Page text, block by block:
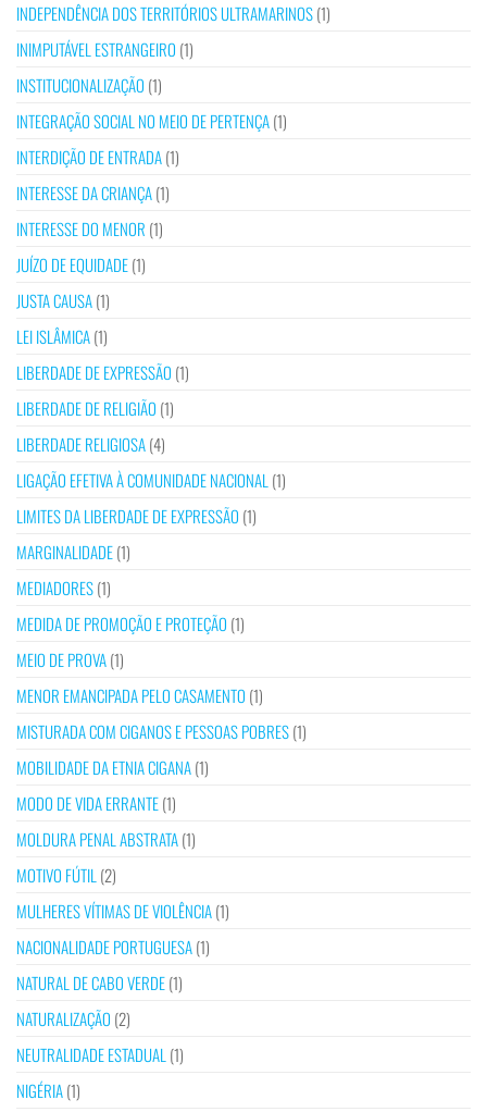
INDEPENDÊNCIA DOS TERRITÓRIOS ULTRAMARINOS(1)
INIMPUTÁVEL ESTRANGEIRO (1)
INSTITUCIONALIZAÇÃO (1)
INTEGRAÇÃO SOCIAL NO MEIO DE PERTENÇA(1)
INTERDIÇÃO DE ENTRADA(1)
INTERESSE DA CRIANÇA(1)
INTERESSE DO MENOR (1)
JUÍZO DE EQUIDADE(1)
JUSTA CAUSA(1)
LEI ISLÂMICA(1)
LIBERDADE DE EXPRESSÃO (1)
LIBERDADE DE RELIGIÃO (1)
LIBERDADE RELIGIOSA(4)
LIGAÇÃO EFETIVA À COMUNIDADE NACIONAL(1)
LIMITES DA LIBERDADE DE EXPRESSÃO (1)
MARGINALIDADE(1)
MEDIADORES(1)
MEDIDA DE PROMOÇÃO E PROTEÇÃO (1)
MEIO DE PROVA(1)
MENOR EMANCIPADA PELO CASAMENTO (1)
MISTURADA COM CIGANOS E PESSOAS POBRES(1)
MOBILIDADE DA ETNIA CIGANA(1)
MODO DE VIDA ERRANTE(1)
MOLDURA PENAL ABSTRATA(1)
MOTIVO FÚTIL(2)
MULHERES VÍTIMAS DE VIOLÊNCIA(1)
NACIONALIDADE PORTUGUESA(1)
NATURAL DE CABO VERDE(1)
NATURALIZAÇÃO (2)
NEUTRALIDADE ESTADUAL(1)
NIGÉRIA(1)